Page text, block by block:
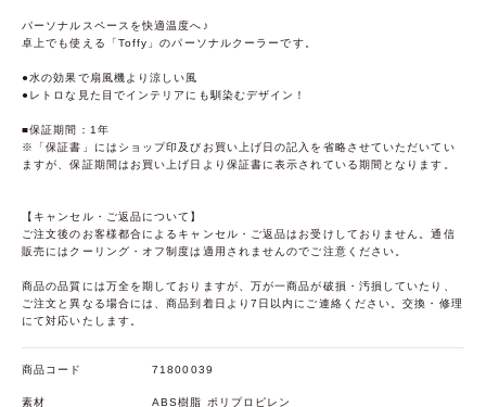
パーソナルスペースを快適温度へ♪
卓上でも使える「Toffy」のパーソナルクーラーです。
●水の効果で扇風機より涼しい風
●レトロな見た目でインテリアにも馴染むデザイン！
■保証期間：1年
※「保証書」にはショップ印及びお買い上げ日の記入を省略させていただいてい
ますが、保証期間はお買い上げ日より保証書に表示されている期間となります。
【キャンセル・ご返品について】
ご注文後のお客様都合によるキャンセル・ご返品はお受けしておりません。通信
販売にはクーリング・オフ制度は適用されませんのでご注意ください。
商品の品質には万全を期しておりますが、万が一商品が破損・汚損していたり、
ご注文と異なる場合には、商品到着日より7日以内にご連絡ください。交換・修理
にて対応いたします。
商品コード 71800039
素材 ABS樹脂 ポリプロピレン